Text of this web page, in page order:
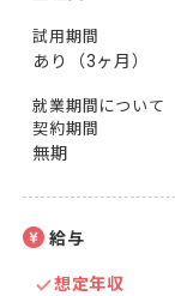
試用期間
あり（3ヶ月）
就業期間について
契約期間
無期
給与
想定年収